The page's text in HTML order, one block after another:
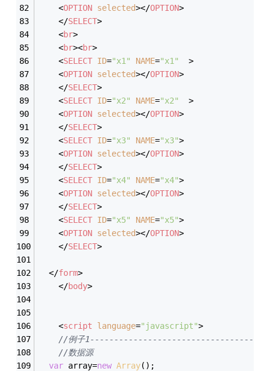
<OPTION selected></OPTION>
</SELECT>
<br>
<br><br>
<SELECT ID="x1" NAME="x1"
  >
<OPTION selected></OPTION>
</SELECT>
<SELECT ID="x2" NAME="x2"
  >
<OPTION selected></OPTION>
</SELECT>
<SELECT ID="x3" NAME="x3">
<OPTION selected></OPTION>
</SELECT>
<SELECT ID="x4" NAME="x4">
<OPTION selected></OPTION>
</SELECT>
<SELECT ID="x5" NAME="x5">
<OPTION selected></OPTION>
</SELECT>
</form>
</body>
<script language="javascript">
//例子
//数据源
var array=new Array();